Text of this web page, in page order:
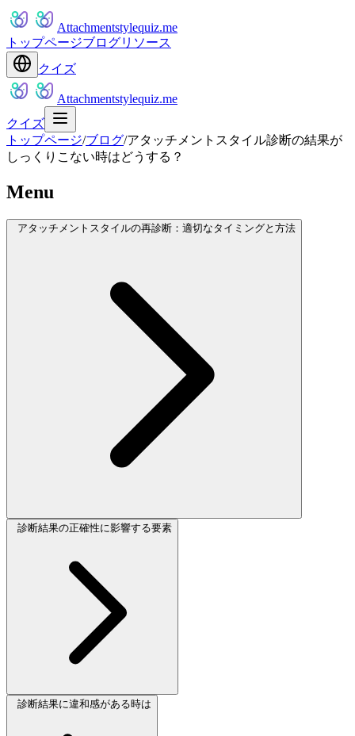
Attachmentstylequiz.me
トップページブログリソース
クイズ
Attachmentstylequiz.me
クイズ
トップページ/ブログ/アタッチメントスタイル診断の結果が
しっくりこない時はどうする？
Menu
アタッチメントスタイルの再診断：適切なタイミングと方法
診断結果の正確性に影響する要素
診断結果に違和感がある時は